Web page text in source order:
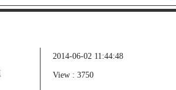
2014-06-02 11:44:48
View : 3750